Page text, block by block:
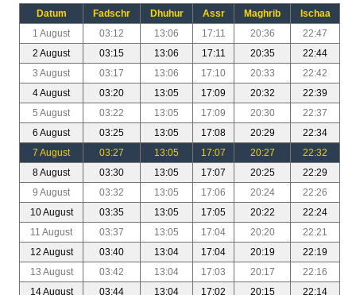
Datum Fadschr Dhuhur Assr Maghrib
Ischaa
1 August
03:12 13:06 17:11 20:36
22:47
2 August
03:15 13:06 17:11 20:35
22:44
3 August
03:17 13:06 17:10 20:33
22:42
4 August
03:20 13:05 17:09 20:32
22:39
5 August
03:22 13:05 17:09 20:30
22:37
6 August
03:25 13:05 17:08 20:29
22:34
7 August
03:27 13:05 17:07 20:27
22:32
8 August
03:30 13:05 17:07 20:25
22:29
9 August
03:32 13:05 17:06 20:24
22:26
10 August
03:35 13:05 17:05 20:22
22:24
11 August
03:37 13:05 17:04 20:20
22:21
12 August
03:40 13:04 17:04 20:19
22:19
13 August
03:42 13:04 17:03 20:17
22:16
14 August
03:44 13:04 17:02 20:15 22:14